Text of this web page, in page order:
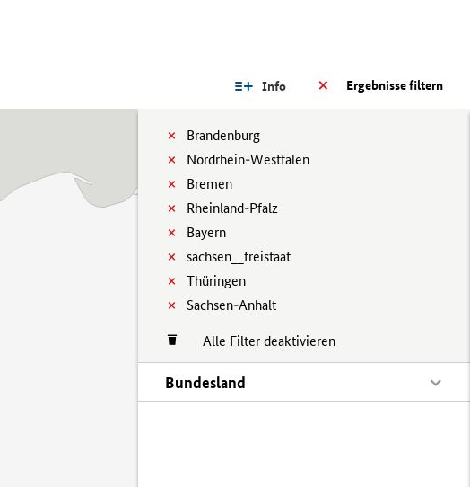
Ergebnisse filtern
Info
Brandenburg
Nordrhein-Westfalen
Bremen
Rheinland-Pfalz
Bayern
sachsen__freistaat
Thüringen
Sachsen-Anhalt
Alle Filter deaktivieren
Bundesland